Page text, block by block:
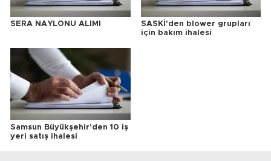
SERA NAYLONU ALIMI
SASKİ'den blower grupları
için bakım ihalesi
Samsun Büyükşehir'den 10 iş
yeri satış ihalesi